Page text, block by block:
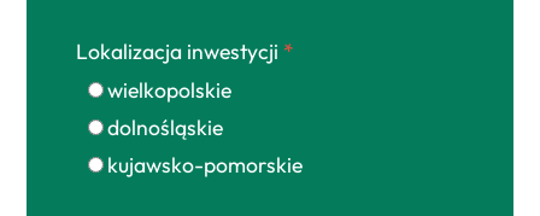
Lokalizacja inwestycji *
wielkopolskie
dolnośląskie
kujawsko-pomorskie